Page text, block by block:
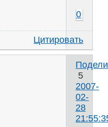
0
Цитировать
5
2007-
02-
28